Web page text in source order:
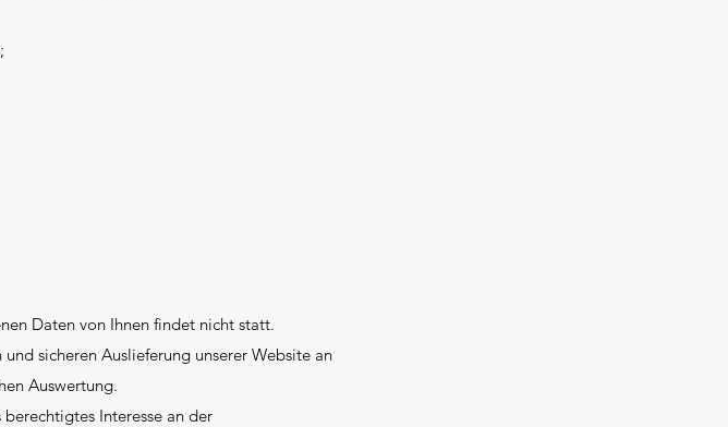
Daten von Ihnen findet nicht statt.
sicheren Auslieferung unserer Website an
Auswertung.
Interesse an der